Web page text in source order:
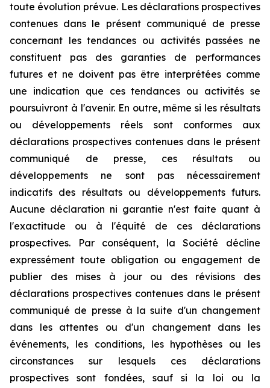
toute évolution prévue. Les déclarations prospectives
contenues dans le présent communiqué de presse
concernant les tendances ou activités passées ne
constituent pas des garanties de performances
futures et ne doivent pas être interprétées comme
une indication que ces tendances ou activités se
poursuivront à l'avenir. En outre, même si les résultats
ou développements réels sont conformes aux
déclarations prospectives contenues dans le présent
communiqué de presse, ces résultats ou
développements ne sont pas nécessairement
indicatifs des résultats ou développements futurs.
Aucune déclaration ni garantie n'est faite quant à
l'exactitude ou à l'équité de ces déclarations
prospectives. Par conséquent, la Société décline
expressément toute obligation ou engagement de
publier des mises à jour ou des révisions des
déclarations prospectives contenues dans le présent
communiqué de presse à la suite d'un changement
dans les attentes ou d'un changement dans les
événements, les conditions, les hypothèses ou les
circonstances sur lesquels ces déclarations
prospectives sont fondées, sauf si la loi ou la